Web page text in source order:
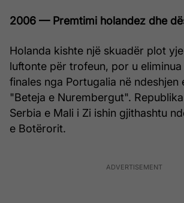
2006 — Premtimi holandez dhe
Holanda kishte një skuadër plot
luftonte për trofeun, por u
finales nga Portugalia në ndeshjen
"Beteja e Nurembergut".
Serbia e Mali i Zi ishin gjithashtu
e Botërorit.